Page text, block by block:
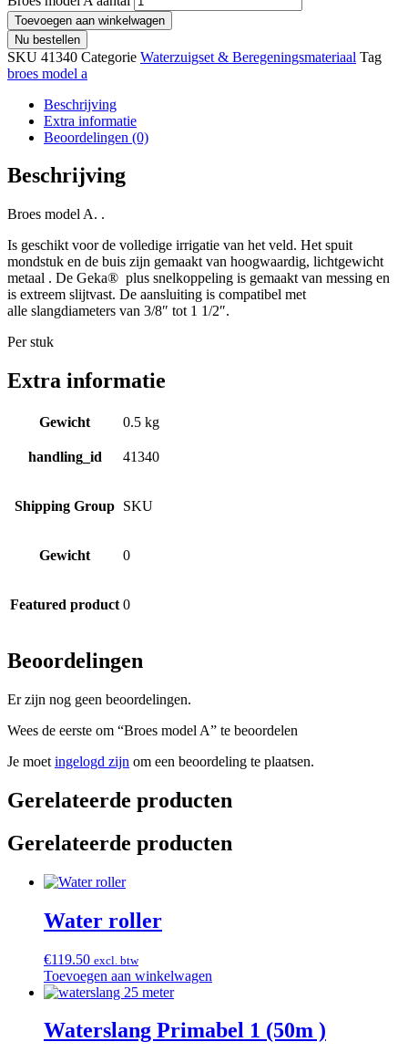
Toevoegen aan winkelwagen
Nu bestellen
SKU 41340 Categorie Waterzuigset & Beregeningsmateriaal Tag
broes model a
Beschrijving
Extra informatie
Beoordelingen (0)
Beschrijving
Broes model A. .
Is geschikt voor de volledige irrigatie van het veld. Het spuit
mondstuk en de buis zijn gemaakt van hoogwaardig, lichtgewicht
metaal . De Geka® plus snelkoppeling is gemaakt van messing en
is extreem slijtvast. De aansluiting is compatibel met
alle slangdiameters van 3/8″ tot 1 1/2″.
Per stuk
Extra informatie
Gewicht 0.5 kg
handling_id 41340
Shipping Group SKU
Gewicht 0
Featured product 0
Beoordelingen
Er zijn nog geen beoordelingen.
Wees de eerste om “Broes model A” te beoordelen
Je moet ingelogd zijn om een beoordeling te plaatsen.
Gerelateerde producten
Gerelateerde producten
Water roller
€119.50 excl. btw
Toevoegen aan winkelwagen
Waterslang Primabel 1 (50m )